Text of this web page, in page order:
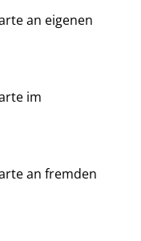
an eigenen
im
an fremden